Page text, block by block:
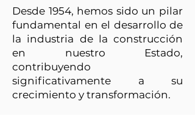
Desde 1954, hemos sido un pilar
fundamental en el desarrollo de
la industria de la construcción
en nuestro Estado,
contribuyendo
significativamente a su
crecimiento y transformación.